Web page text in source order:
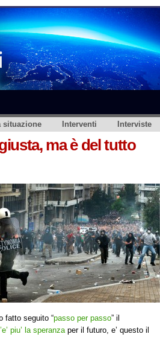
situazione Interventi Interviste
ma è del tutto
fatto seguito “passo per passo” il
piu’ la speranzaper il futuro, e’ questo il